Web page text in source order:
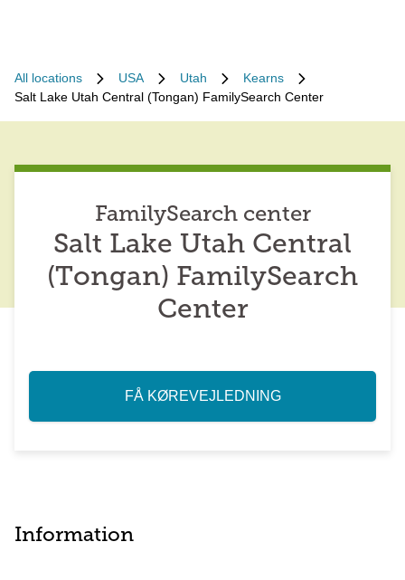
All locations USA Utah
Kearns
Salt Lake Utah Central (Tongan) FamilySearch Center
FamilySearch center
Salt Lake Utah Central
(Tongan) FamilySearch
Center
FÅ KØREVEJLEDNING
Information